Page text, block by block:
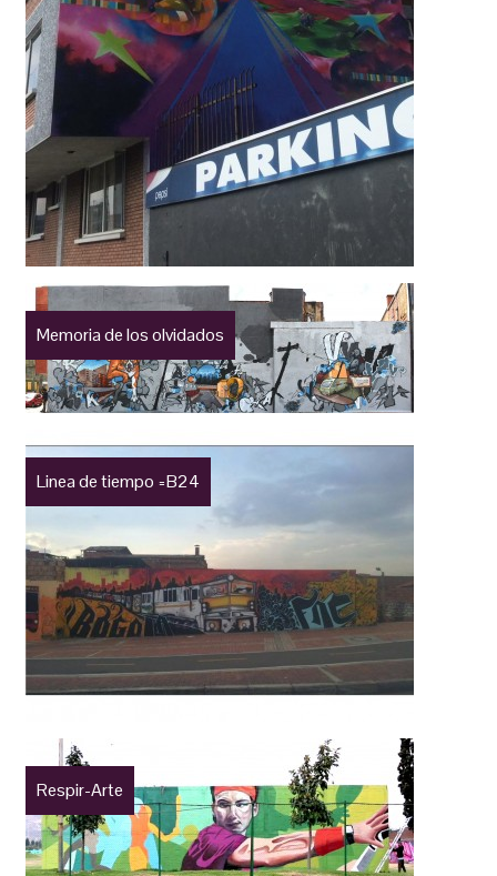
Memoria de los olvidados
Linea de tiempo =B24
Respir-Arte